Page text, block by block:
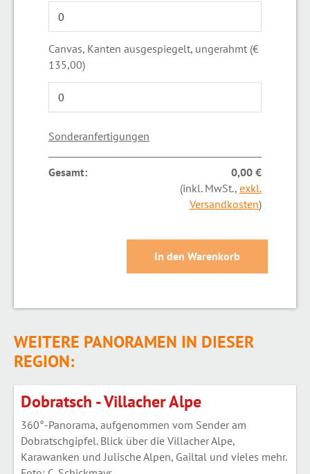
Canvas, Kanten ausgespiegelt, ungerahmt (€
135,00)
Sonderanfertigungen
Gesamt:
0,00 €
(inkl. MwSt., exkl.
Versandkosten)
WEITERE PANORAMEN IN DIESER
REGION:
Dobratsch - Villacher Alpe
360°-Panorama, aufgenommen vom Sender am
Dobratschgipfel. Blick über die Villacher Alpe,
Karawanken und Julische Alpen, Gailtal und vieles mehr.